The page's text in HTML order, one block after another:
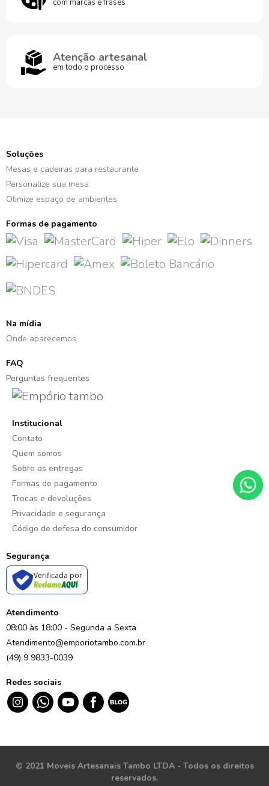
Atenção artesanal
em todo o processo
Soluções
Mesas e cadeiras para restaurante
Personalize sua mesa
Otimize espaço de ambientes
Formas de pagamento
Na mídia
Onde aparecemos
FAQ
Perguntas frequentes
Institucional
Contato
Quem somos
Sobre as entregas
Formas de pagamento
Trocas e devoluções
Privacidade e segurança
Código de defesa do consumidor
Segurança
Verificada por
Atendimento
08:00 às 18:00 - Segunda a Sexta
Atendimento@emporiotambo.com.br
(49) 9 9833-0039
Redes sociais
© 2021 Moveis Artesanais Tambo LTDA - Todos os direitos
reservados.